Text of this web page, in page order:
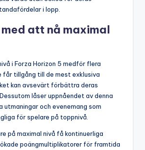
i lopp.
att nå maximal
i Forza Horizon 5 medför flera
får tillgång till de mest exklusiva
kan avsevärt förbättra deras
låser uppnåendet av denna
utmaningar och evenemang som
för spelare på toppnivå.
på maximal nivå få kontinuerliga
poängmultiplikatorer för framtida